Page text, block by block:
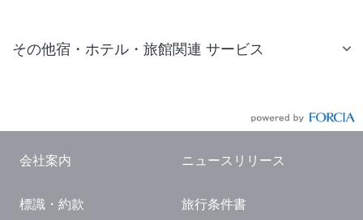
その他宿・ホテル・旅館関連 サービス
国内観光ガイド
会社案内 ニュースリリース
標識・約款 旅行条件書